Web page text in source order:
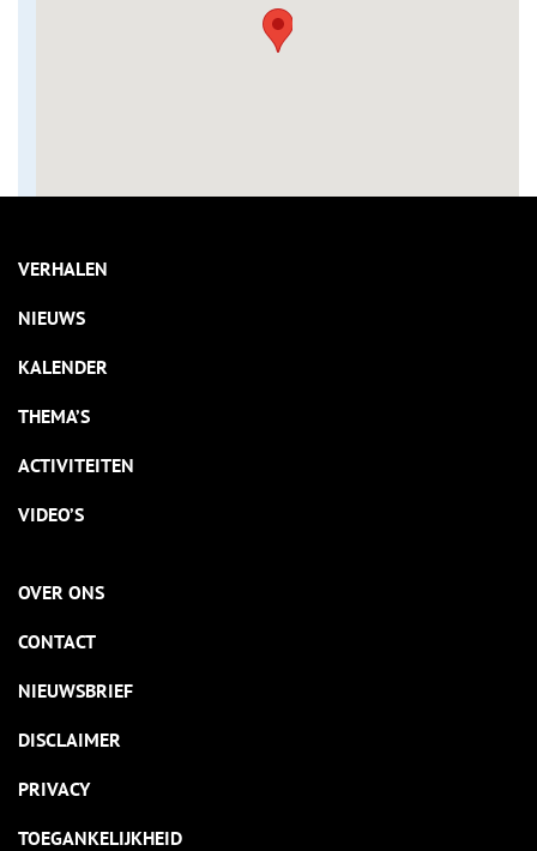
VERHALEN
NIEUWS
KALENDER
THEMA’S
ACTIVITEITEN
VIDEO’S
OVER ONS
CONTACT
NIEUWSBRIEF
DISCLAIMER
PRIVACY
TOEGANKELIJKHEID